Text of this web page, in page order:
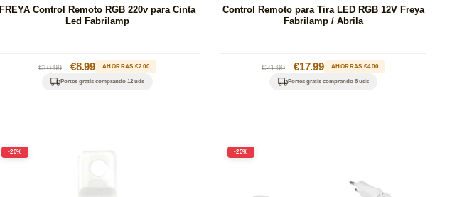
FREYA Control Remoto RGB 220v para Cinta
Led Fabrilamp
Precio
habitual
€10.99
Precio
oferta
€8.99 AHORRAS €2.00
Portes gratis comprando 12 uds
Control Remoto para Tira LED RGB 12V Freya
Fabrilamp / Abrila
Precio
habitual
€21.99
Precio
oferta
€17.99 AHORRAS €4.00
Portes gratis comprando 6 uds
-20% -25%